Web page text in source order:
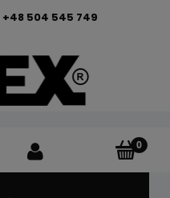
+48 504 545 749